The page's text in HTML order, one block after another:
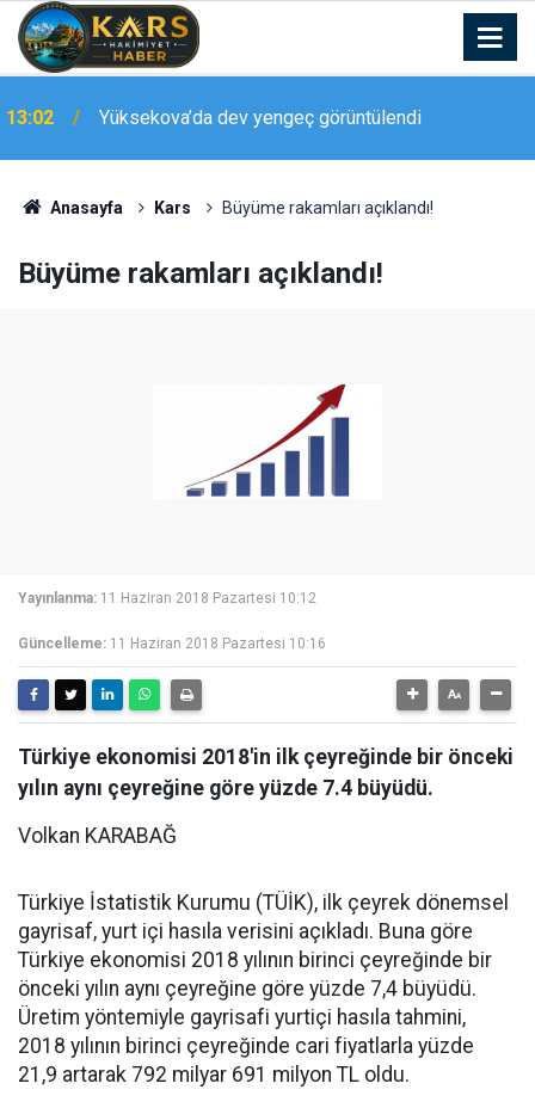
12:54
gösterisi
Anasayfa Kars Büyüme rakamları açıklandı!
Büyüme rakamları açıklandı!
Yayınlanma: 11 Haziran 2018 Pazartesi 10:12
Güncelleme: 11 Haziran 2018 Pazartesi 10:16
Türkiye ekonomisi 2018'in ilk çeyreğinde bir önceki
yılın aynı çeyreğine göre yüzde 7.4 büyüdü.
Volkan KARABAĞ
Türkiye İstatistik Kurumu (TÜİK), ilk çeyrek dönemsel
gayrisaf, yurt içi hasıla verisini açıkladı. Buna göre
Türkiye ekonomisi 2018 yılının birinci çeyreğinde bir
önceki yılın aynı çeyreğine göre yüzde 7,4 büyüdü.
Üretim yöntemiyle gayrisafi yurtiçi hasıla tahmini,
2018 yılının birinci çeyreğinde cari fiyatlarla yüzde
21,9 artarak 792 milyar 691 milyon TL oldu.